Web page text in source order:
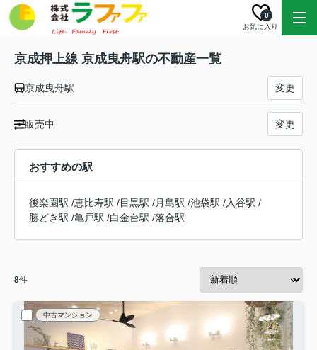
お気に入り
0
京成押上線 京成曳舟駅の不動産一覧
京成曳舟駅 変更
販売中 変更
おすすめの駅
後楽園駅 /恵比寿駅 /目黒駅 /月島駅 /池袋駅 /入谷駅 /
勝どき駅 /亀戸駅 /白金台駅 /落合駅
8件
中古マンション